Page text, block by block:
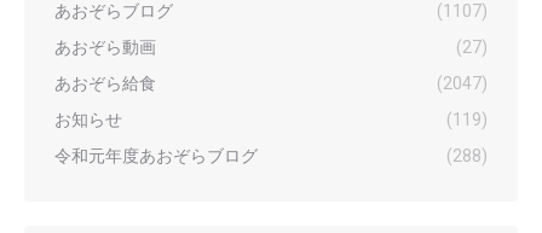
あおぞらブログ
(1107)
あおぞら動画
(27)
あおぞら給食
(2047)
お知らせ
(119)
令和元年度あおぞらブログ
(288)